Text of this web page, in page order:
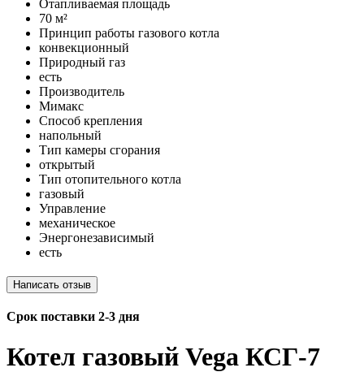
Отапливаемая площадь
70 м²
Принцип работы газового котла
конвекционный
Природный газ
есть
Производитель
Мимакс
Способ крепления
напольный
Тип камеры сгорания
открытый
Тип отопительного котла
газовый
Управление
механическое
Энергонезависимый
есть
Срок поставки 2-3 дня
Котел газовый Vega КСГ-7